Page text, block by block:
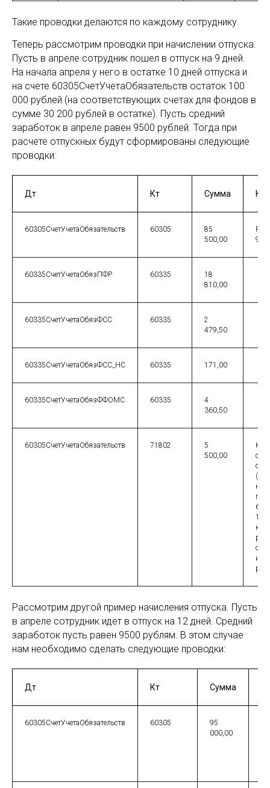
Такие проводки делаются по каждому сотруднику.
Теперь рассмотрим проводки при начислении отпуска.
Пусть в апреле сотрудник пошел в отпуск на 9 дней.
На начала апреля у него в остатке 10 дней отпуска и
на счете 60305СчетУчетаОбязательств остаток 100
000 рублей (на соответствующих счетах для фондов в
сумме 30 200 рублей в остатке). Пусть средний
заработок в апреле равен 9500 рублей. Тогда при
расчете отпускных будут сформированы следующие
проводки:
Дт Кт Сумма
60305СчетУчетаОбязательств 60305
85
500,00
9
60335СчетУчетаОбязПФР 60335
18
810,00
60335СчетУчетаОбязФСС 60335
2
479,50
60335СчетУчетаОбязФСС_НС 60335 171,00
60335СчетУчетаОбязФФОМС 60335
4
360,50
60305СчетУчетаОбязательств 71802
5
500,00
(1
на
14
Рассмотрим другой пример начисления отпуска. Пусть
в апреле сотрудник идет в отпуск на 12 дней. Средний
заработок пусть равен 9500 рублям. В этом случае
нам необходимо сделать следующие проводки:
Дт Кт Сумма
60305СчетУчетаОбязательств 60305
95
000,00